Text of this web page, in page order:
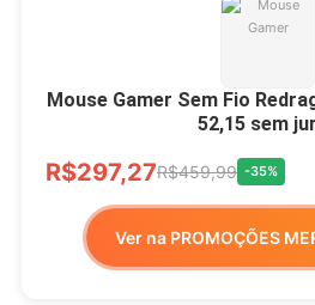
Mouse Gamer Sem Fio
52,15 sem
R$297,27R$459,99 -35%
Ver na PROMOÇÕES